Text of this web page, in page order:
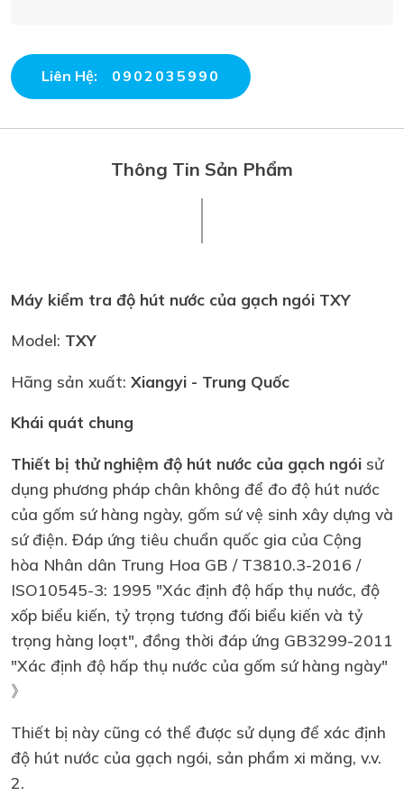
Liên Hệ: 0902035990
Thông Tin Sản Phẩm
Máy kiểm tra độ hút nước của gạch ngói TXY
Model: TXY
Hãng sản xuất: Xiangyi - Trung Quốc
Khái quát chung
Thiết bị thử nghiệm độ hút nước của gạch ngói sử
dụng phương pháp chân không để đo độ hút nước
của gốm sứ hàng ngày, gốm sứ vệ sinh xây dựng và
sứ điện. Đáp ứng tiêu chuẩn quốc gia của Cộng
hòa Nhân dân Trung Hoa GB / T3810.3-2016 /
ISO10545-3: 1995 "Xác định độ hấp thụ nước, độ
xốp biểu kiến, tỷ trọng tương đối biểu kiến và tỷ
trọng hàng loạt", đồng thời đáp ứng GB3299-2011
"Xác định độ hấp thụ nước của gốm sứ hàng ngày"
》
Thiết bị này cũng có thể được sử dụng để xác định
độ hút nước của gạch ngói, sản phẩm xi măng, v.v.
2.